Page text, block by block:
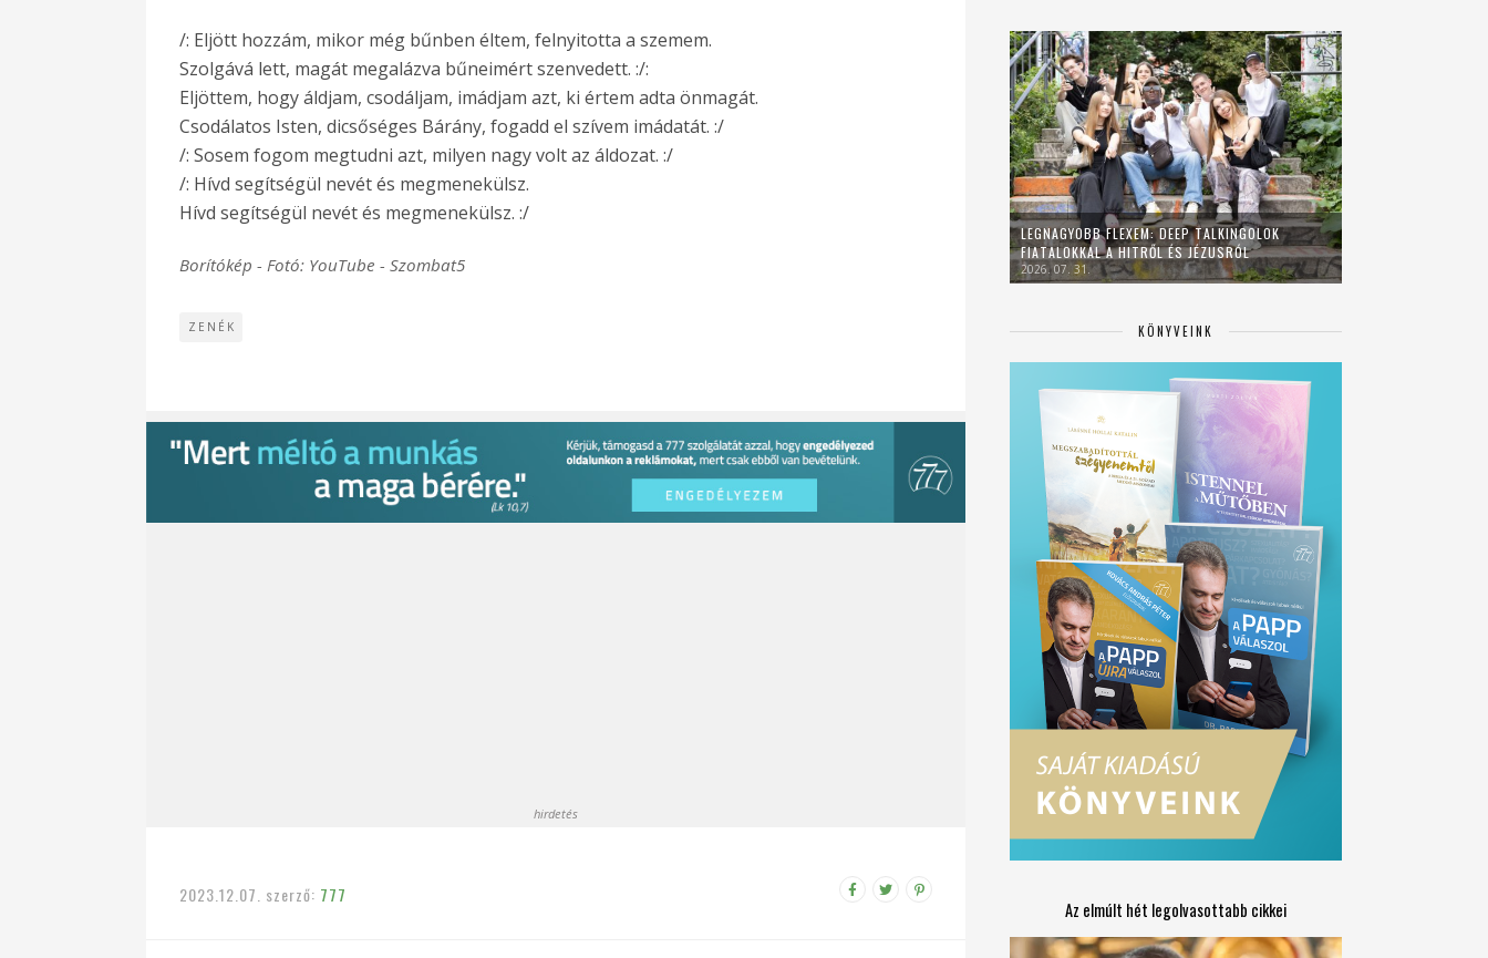
/: Eljött hozzám, mikor még bűnben éltem, felnyitotta a szemem.
Szolgává lett, magát megalázva bűneimért szenvedett. :/:
Eljöttem, hogy áldjam, csodáljam, imádjam azt, ki értem adta önmagát.
Csodálatos Isten, dicsőséges Bárány, fogadd el szívem imádatát. :/
/: Sosem fogom megtudni azt, milyen nagy volt az áldozat. :/
/: Hívd segítségül nevét és megmenekülsz.
Hívd segítségül nevét és megmenekülsz. :/
Borítókép - Fotó: YouTube - Szombat5
ZENÉK
hirdetés
2023.12.07. szerző: 777
LEGNAGYOBB FLEXEM: DEEP TALKINGOLOK
FIATALOKKAL A HITRŐL ÉS JÉZUSRÓL
2026. 07. 31.
KÖNYVEINK
Az elmúlt hét legolvasottabb cikkei